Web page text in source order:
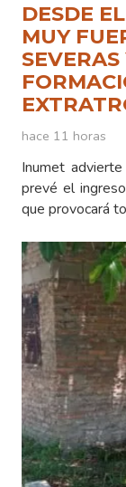
DESDE
MUY
hace 11 horas
Inumet
prevé el
que provocará